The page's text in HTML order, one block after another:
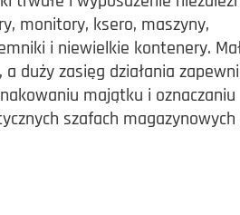
monitory, ksero, maszyny,
i niewielkie kontenery.
duży zasięg działania zapewni
majątku i oznaczaniu
szafach magazynowych